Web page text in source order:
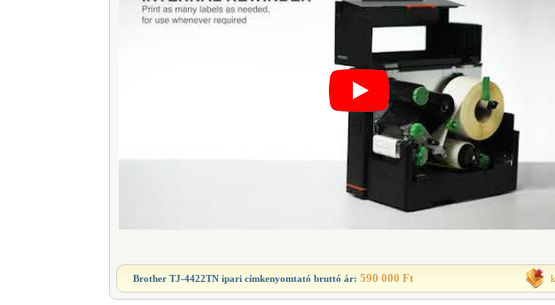
Brother TJ-4422TN ipari címkenyomtató bruttó ár: 590 000 Ft